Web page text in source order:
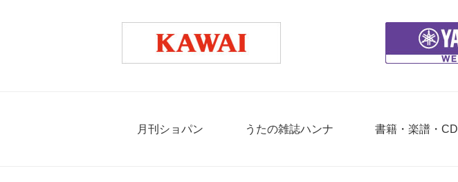
月刊ショパン うたの雑誌ハンナ 書籍・楽譜・CD